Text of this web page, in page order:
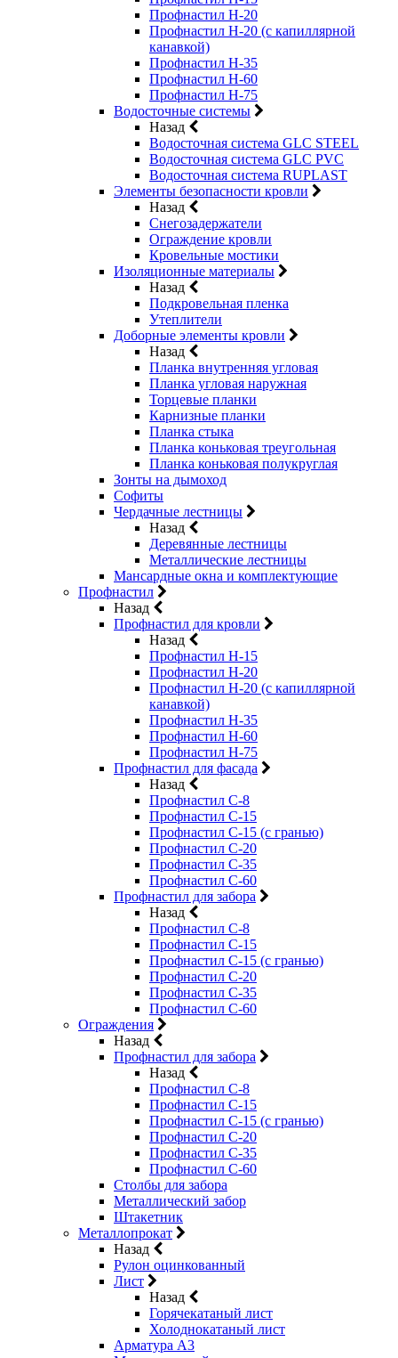
Профнастил Н-20
Профнастил Н-20 (с капиллярной
канавкой)
Профнастил Н-35
Профнастил Н-60
Профнастил Н-75
Водосточные системы
Назад
Водосточная система GLC STEEL
Водосточная система GLC PVC
Водосточная система RUPLAST
Элементы безопасности кровли
Назад
Снегозадержатели
Ограждение кровли
Кровельные мостики
Изоляционные материалы
Назад
Подкровельная пленка
Утеплители
Доборные элементы кровли
Назад
Планка внутренняя угловая
Планка угловая наружная
Торцевые планки
Карнизные планки
Планка стыка
Планка коньковая треугольная
Планка коньковая полукруглая
Зонты на дымоход
Софиты
Чердачные лестницы
Назад
Деревянные лестницы
Металлические лестницы
Мансардные окна и комплектующие
Профнастил
Назад
Профнастил для кровли
Назад
Профнастил Н-15
Профнастил Н-20
Профнастил Н-20 (с капиллярной
канавкой)
Профнастил Н-35
Профнастил Н-60
Профнастил Н-75
Профнастил для фасада
Назад
Профнастил С-8
Профнастил С-15
Профнастил С-15 (с гранью)
Профнастил С-20
Профнастил С-35
Профнастил С-60
Профнастил для забора
Назад
Профнастил С-8
Профнастил С-15
Профнастил С-15 (с гранью)
Профнастил С-20
Профнастил С-35
Профнастил С-60
Ограждения
Назад
Профнастил для забора
Назад
Профнастил С-8
Профнастил С-15
Профнастил С-15 (с гранью)
Профнастил С-20
Профнастил С-35
Профнастил С-60
Столбы для забора
Металлический забор
Штакетник
Металлопрокат
Назад
Рулон оцинкованный
Лист
Назад
Горячекатаный лист
Холоднокатаный лист
Арматура А3